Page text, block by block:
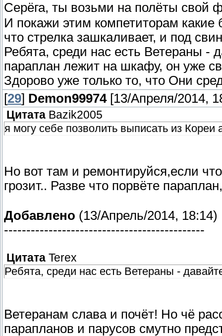
Серёга, ты возьми на полёты свой
И покажи этим компетиторам
что стрелка зашкаливает, и под
Ребята, среди нас есть Ветераны -
параплан лежит на шкафу, он уже
Здорово уже только то, что Они
[29] Demon99974[13/Апреля/2014,
Цитата Bazik2005
я могу себе позволить выписать из
Но вот там и ремонтируйся,если
грозит.. Разве что порвёте
Добавлено (13/Апрель/2014, 18:14)
---------------------------------------------
Цитата Terex
Ребята, среди нас есть Ветераны -
Ветеранам слава и почёт! Но чё
парапланов и парусов смутно